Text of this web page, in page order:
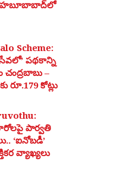
Scheme:
పథకాన్ని
చంద్రబాబు –
రూ.179 కోట్లు
పార్వతి
‘ఐనోబడీ’
వ్యాఖ్యలు